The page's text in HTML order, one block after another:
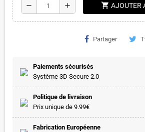
remove add shopping_cart AJOUTER
Partager
Paiements sécurisés
Système 3D Secure 2.0
Politique de livraison
Prix unique de 9.99€
Fabrication Européenne